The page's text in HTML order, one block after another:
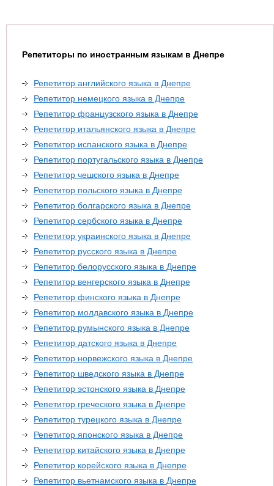
Репетиторы по иностранным языкам в Днепре
Репетитор английского языка в Днепре
Репетитор немецкого языка в Днепре
Репетитор французского языка в Днепре
Репетитор итальянского языка в Днепре
Репетитор испанского языка в Днепре
Репетитор португальского языка в Днепре
Репетитор чешского языка в Днепре
Репетитор польского языка в Днепре
Репетитор болгарского языка в Днепре
Репетитор сербского языка в Днепре
Репетитор украинского языка в Днепре
Репетитор русского языка в Днепре
Репетитор белорусского языка в Днепре
Репетитор венгерского языка в Днепре
Репетитор финского языка в Днепре
Репетитор молдавского языка в Днепре
Репетитор румынского языка в Днепре
Репетитор датского языка в Днепре
Репетитор норвежского языка в Днепре
Репетитор шведского языка в Днепре
Репетитор эстонского языка в Днепре
Репетитор греческого языка в Днепре
Репетитор турецкого языка в Днепре
Репетитор японского языка в Днепре
Репетитор китайского языка в Днепре
Репетитор корейского языка в Днепре
Репетитор вьетнамского языка в Днепре